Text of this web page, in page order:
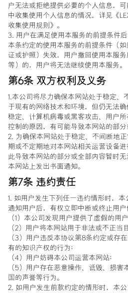
户无法或拒绝提供必要的个人信息，
中收集使用个人信息的情况，详见《
收集使用规则》。
3. 用户在满足使用本服务的前提条件
本条约定的使用本服务的前提条件（
证或护照）失效，用户撤回使用本服
等）的，用户将无法继续使用本服务。
第6条 双方权利及义务
1.本公司将尽力确保本网站处于稳定、
于现有的网络技术和环境，但仍无法
稳定、计算机病毒或黑客攻击、用户
控制的原因，有可能导致本网站的部分
2. 为确保本网站处于稳定、不间断地
期或不定期地对本网站相关运营设备
此导致本网站的部分或全部内容暂时
本网站上发出书面通知。
第7条 违约责任
1. 如用户发生下列任一违约情形时，
通知用户后，有权立即中断或终止用户
（1）本公司发现用户提供了虚假的用户
（2）用户将本网站用于非法或不正当
（3）用户违反本协议第8条约定或存
有的知识产权的行为；
（4）用户妨碍本公司运营本网站；
（5）用户存在恶意操作、诋毁、损害
国的声誉等行为。
2. 如用户发生前款约定的情形时，本